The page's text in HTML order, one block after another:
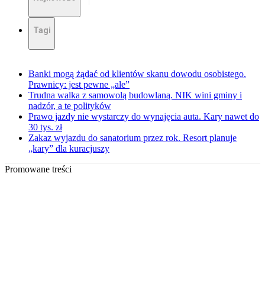
Tagi
Banki mogą żądać od klientów skanu dowodu osobistego.
Prawnicy: jest pewne „ale”
Trudna walka z samowolą budowlaną. NIK wini gminy i
nadzór, a te polityków
Prawo jazdy nie wystarczy do wynajęcia auta. Kary nawet do
30 tys. zł
Zakaz wyjazdu do sanatorium przez rok. Resort planuje
„kary” dla kuracjuszy
Promowane treści